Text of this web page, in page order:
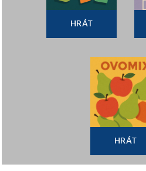
HRÁT
HRÁT